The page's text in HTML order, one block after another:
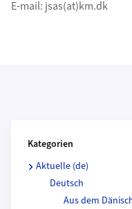
E-mail: jsas(at)km.dk
Kategorien
Aktuelle (de)
Deutsch
Aus dem